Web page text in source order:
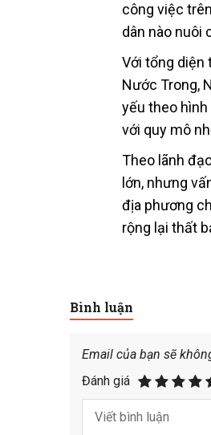
công việc
dân nào nuôi
Với tổng diện
Nước Trong,
yếu theo
với quy mô
Theo lãnh
lớn, nhưng
địa phương
rộng lại thất
Bình luận
Email của bạn sẽ
Đánh giá